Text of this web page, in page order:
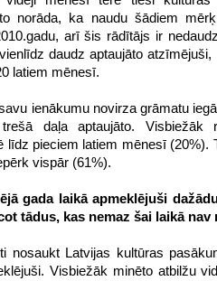
norāda, ka naudu šādiem
arī šis rādītājs ir
daudz aptaujāto
latiem mēnesī.
ienākumu novirza grāmatu
daļa aptaujāto. Visbiežāk
pieciem latiem mēnesī (20%).
vispār (61%).
gada laikā apmeklējuši
tādus, kas nemaz šai laikā nav
nosaukt Latvijas kultūras
Visbiežāk minēto atbilžu